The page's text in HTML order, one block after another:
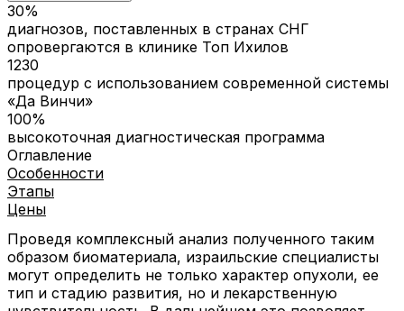
30%
диагнозов, поставленных в странах СНГ
опровергаются в клинике Топ Ихилов
1230
процедур с использованием современной системы
«Да Винчи»
100%
высокоточная диагностическая программа
Оглавление
Особенности
Этапы
Цены
Проведя комплексный анализ полученного таким
образом биоматериала, израильские специалисты
могут определить не только характер опухоли, ее
тип и стадию развития, но и лекарственную